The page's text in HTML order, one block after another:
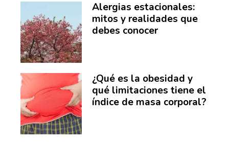
Alergias estacionales:
mitos y realidades que
debes conocer
¿Qué es la obesidad y
qué limitaciones tiene el
índice de masa corporal?